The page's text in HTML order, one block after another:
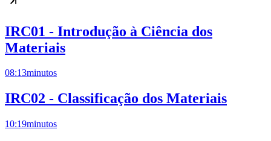
IRC01 - Introdução à Ciência dos
Materiais
08:13minutos
IRC02 - Classificação dos Materiais
10:19minutos